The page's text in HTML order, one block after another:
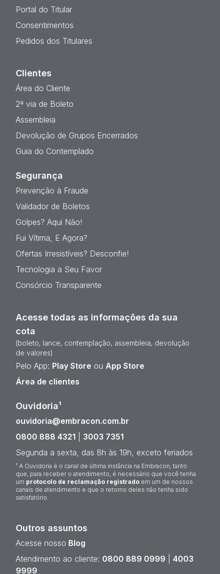
Portal do Titular
Consentimentos
Pedidos dos Titulares
Clientes
Área do Cliente
2ª via de Boleto
Assembleia
Devolução de Grupos Encerrados
Guia do Contemplado
Segurança
Prevenção à Fraude
Validador de Boletos
Golpes? Aqui Não!
Fui Vítima, E Agora?
Ofertas Irresistíveis? Desconfie!
Tecnologia a Seu Favor
Consórcio Transparente
Acesse todas as informações da sua
cota
(boleto, lance, contemplação, assembleia, devolução
de valores)
Pelo App: Play Store ou App Store
Área de clientes
Ouvidoria¹
ouvidoria@embracon.com.br
0800 888 4321
3003 7351
Segunda a sexta, das 8h às 19h, exceto feriados
¹ A Ouvidoria é o canal de última instância na Embracon, tanto
que, para receber o atendimento, é necessário que você tenha
um protocolo de reclamação registrado em um de nossos
canais de atendimento e que o retorno deles não tenha sido
satisfatório.
Outros assuntos
Acesse nosso Blog
Atendimento ao cliente: 0800 889 0999
4003
9999